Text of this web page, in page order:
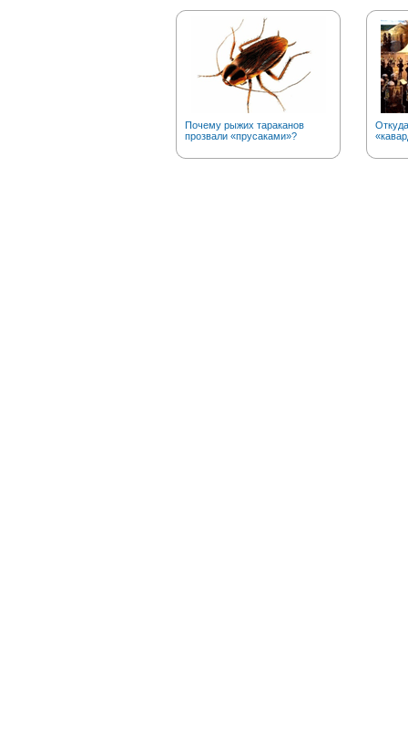
Почему рыжих тараканов
прозвали «прусаками»?